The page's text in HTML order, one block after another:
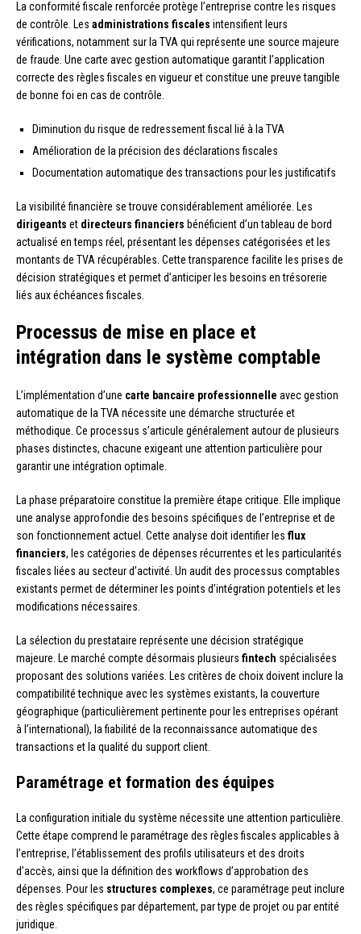
La conformité fiscale renforcée protège l’entreprise contre les risques
de contrôle. Les administrations fiscales intensifient leurs
vérifications, notamment sur la TVA qui représente une source majeure
de fraude. Une carte avec gestion automatique garantit l’application
correcte des règles fiscales en vigueur et constitue une preuve tangible
de bonne foi en cas de contrôle.
Diminution du risque de redressement fiscal lié à la TVA
Amélioration de la précision des déclarations fiscales
Documentation automatique des transactions pour les justificatifs
La visibilité financière se trouve considérablement améliorée. Les
dirigeants et directeurs financiers bénéficient d’un tableau de bord
actualisé en temps réel, présentant les dépenses catégorisées et les
montants de TVA récupérables. Cette transparence facilite les prises de
décision stratégiques et permet d’anticiper les besoins en trésorerie
liés aux échéances fiscales.
Processus de mise en place et
intégration dans le système comptable
L’implémentation d’une carte bancaire professionnelle avec gestion
automatique de la TVA nécessite une démarche structurée et
méthodique. Ce processus s’articule généralement autour de plusieurs
phases distinctes, chacune exigeant une attention particulière pour
garantir une intégration optimale.
La phase préparatoire constitue la première étape critique. Elle implique
une analyse approfondie des besoins spécifiques de l’entreprise et de
son fonctionnement actuel. Cette analyse doit identifier les flux
financiers, les catégories de dépenses récurrentes et les particularités
fiscales liées au secteur d’activité. Un audit des processus comptables
existants permet de déterminer les points d’intégration potentiels et les
modifications nécessaires.
La sélection du prestataire représente une décision stratégique
majeure. Le marché compte désormais plusieurs fintech spécialisées
proposant des solutions variées. Les critères de choix doivent inclure la
compatibilité technique avec les systèmes existants, la couverture
géographique (particulièrement pertinente pour les entreprises opérant
à l’international), la fiabilité de la reconnaissance automatique des
transactions et la qualité du support client.
Paramétrage et formation des équipes
La configuration initiale du système nécessite une attention particulière.
Cette étape comprend le paramétrage des règles fiscales applicables à
l’entreprise, l’établissement des profils utilisateurs et des droits
d’accès, ainsi que la définition des workflows d’approbation des
dépenses. Pour les structures complexes, ce paramétrage peut inclure
des règles spécifiques par département, par type de projet ou par entité
juridique.